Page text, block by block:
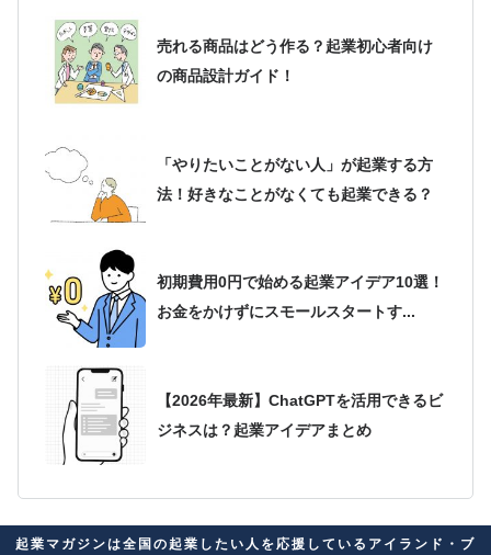
売れる商品はどう作る？起業初心者向け
の商品設計ガイド！
「やりたいことがない人」が起業する方
法！好きなことがなくても起業できる？
初期費用0円で始める起業アイデア10選！
お金をかけずにスモールスタートす...
【2026年最新】ChatGPTを活用できるビ
ジネスは？起業アイデアまとめ
ない人必見！自分に合ったビジネス...
起業マガジンは全国の起業したい人を応援しているアイランド・ブ